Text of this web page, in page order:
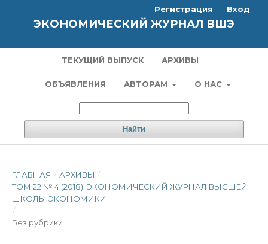
ЭКОНОМИЧЕСКИЙ ЖУРНАЛ ВШЭ
ТЕКУЩИЙ ВЫПУСК АРХИВЫ
ОБЪЯВЛЕНИЯ АВТОРАМ О НАС
Найти
Регистрация Вход
ГЛАВНАЯ / АРХИВЫ /
ТОМ 22 № 4 (2018): ЭКОНОМИЧЕСКИЙ ЖУРНАЛ ВЫСШЕЙ
ШКОЛЫ ЭКОНОМИКИ
/
Без рубрики